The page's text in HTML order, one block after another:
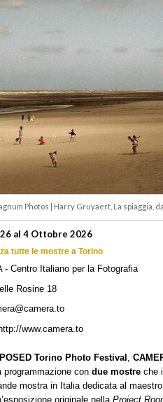
Photos Harry Gruyaert, La spiaggia,
al 4 Ottobre 2026
tutte le mostre a Torino
- Centro Italiano per la Fotografia
Rosine 18
http://www.camera.to
Torino Photo Festival ,
programmazione con due mostre che
mostra in Italia dedicata al
originale nella Project